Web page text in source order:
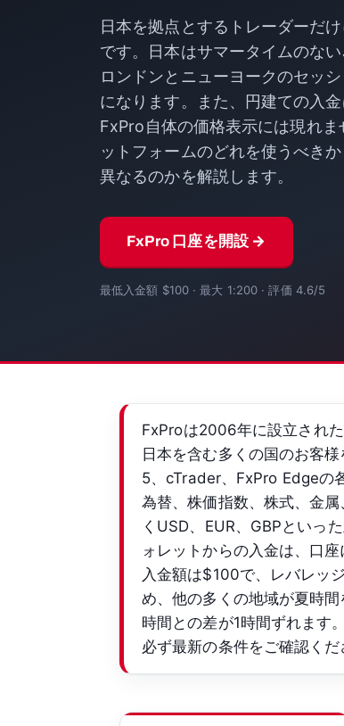
日本を拠点とするトレーダーだ
です。日本はサマータイムのな
ロンドンとニューヨークのセッ
になります。また、円建ての入
FxPro自体の価格表示には現れ
ットフォームのどれを使うべき
異なるのかを解説します。
FxPro 口座を開設 →
最低入金額 $100 · 最大 1:200 · 評価 4.6/5
FxProは2006年に設立され
日本を含む多くの国のお客
5、cTrader、FxPro Edgeの
為替、株価指数、株式、金
くUSD、EUR、GBPといっ
ォレットからの入金は、口
入金額は$100で、レバレッ
め、他の多くの地域が夏時
時間との差が1時間ずれます
必ず最新の条件をご確認くだ